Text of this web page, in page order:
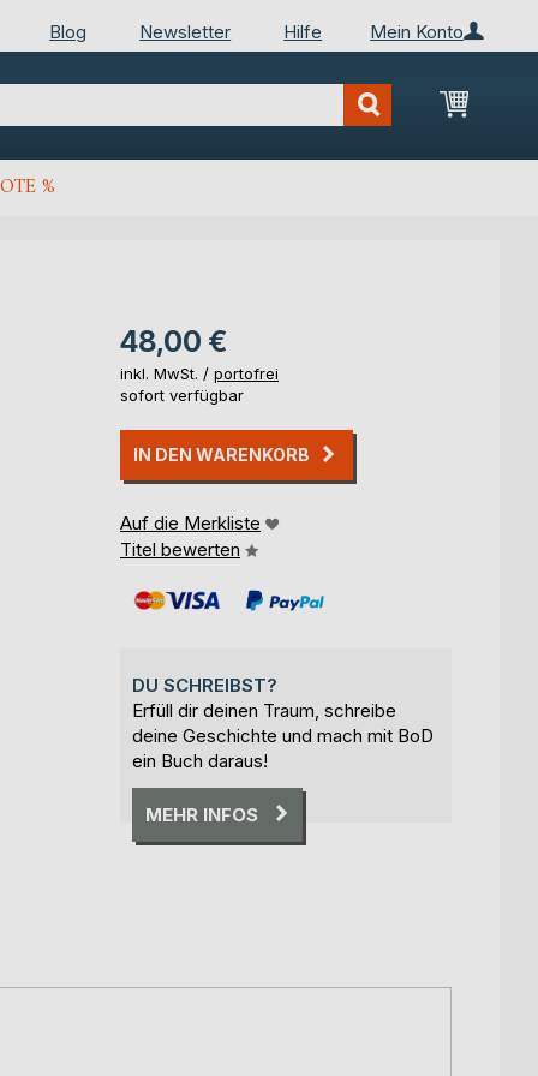
Mein Konto
Blog Newsletter Hilfe
Mein
%
48,00 €
inkl. MwSt. / portofrei
sofort verfügbar
IN DEN WARENKORB
Auf die Merkliste
Titel bewerten
DU SCHREIBST?
Erfüll dir deinen Traum, schreibe
deine Geschichte und mach mit BoD
ein Buch daraus!
MEHR INFOS